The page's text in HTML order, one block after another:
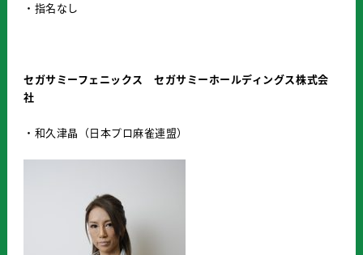
・指名なし
セガサミーフェニックス セガサミーホールディングス株式会
社
・和久津晶（日本プロ麻雀連盟）